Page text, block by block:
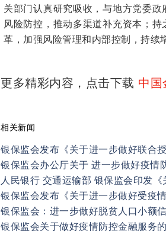
关部门认真研究吸收，与地方党委
风险防控，推动多渠道补充资本；
革，加强风险管理和内部控制，持续
更多精彩内容，点击下载 中
相关新闻
银保监会发布《关于进一步做好联合
银保监会办公厅关于 进一步做好疫情
银保监会发布《关于进一步做好受疫
银保监会：进一步做好脱贫人口小额
银保监会关于做好疫情防控金融服务